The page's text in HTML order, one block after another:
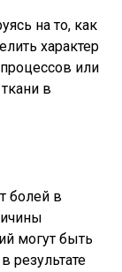
на то, как
характер
или
в
болей в
могут быть
результате